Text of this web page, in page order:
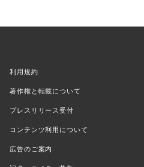
利用規約
著作権と転載について
プレスリリース受付
コンテンツ利用について
広告のご案内